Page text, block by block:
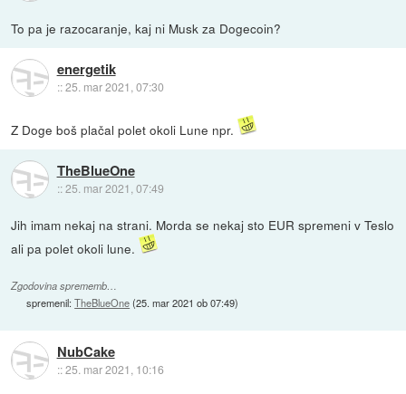
To pa je razocaranje, kaj ni Musk za Dogecoin?
energetik
::25. mar 2021, 07:30
Z Doge boš plačal polet okoli Lune npr.
TheBlueOne
::25. mar 2021, 07:49
Jih imam nekaj na strani. Morda se nekaj sto EUR spremeni v Teslo
ali pa polet okoli lune.
Zgodovina sprememb…
spremenil:TheBlueOne(25. mar 2021 ob 07:49)
NubCake
::25. mar 2021, 10:16